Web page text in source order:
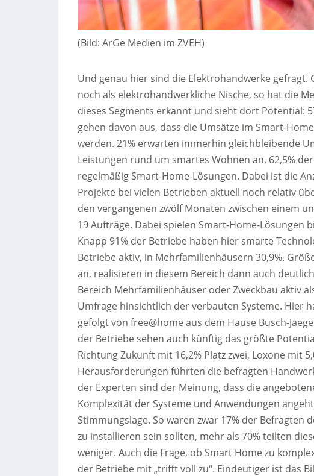
(Bild: ArGe Medien im ZVEH)
Und genau hier sind die Elektrohandwerke
noch als elektrohandwerkliche Nische, so hat die
dieses Segments erkannt und sieht dort Potential:
gehen davon aus, dass die Umsätze im Smart-
werden. 21% erwarten immerhin gleichbleibende
Leistungen rund um smartes Wohnen an. 62,5%
regelmäßig Smart-Home-Lösungen. Dabei ist die
Projekte bei vielen Betrieben aktuell noch relativ
den vergangenen zwölf Monaten zwischen einem
19 Aufträge. Dabei spielen Smart-Home-Lösungen
Knapp 91% der Betriebe haben hier smarte
Betriebe aktiv, in Mehrfamilienhäusern 30,9%.
an, realisieren in diesem Bereich dann auch
Bereich Mehrfamilienhäuser oder Zweckbau aktiv
Umfrage hinsichtlich der verbauten Systeme. Hier
gefolgt von free@home aus dem Hause Busch-
der Betriebe sehen auch künftig das größte
Richtung Zukunft mit 16,2% Platz zwei, Loxone mit
Herausforderungen führten die befragten
der Experten sind der Meinung, dass die
Komplexität der Systeme und Anwendungen
Stimmungslage. So waren zwar 17% der
zu installieren sein sollten, mehr als 70% teilten
weniger. Auch die Frage, ob Smart Home zu
der Betriebe mit „trifft voll zu“. Eindeutiger ist das